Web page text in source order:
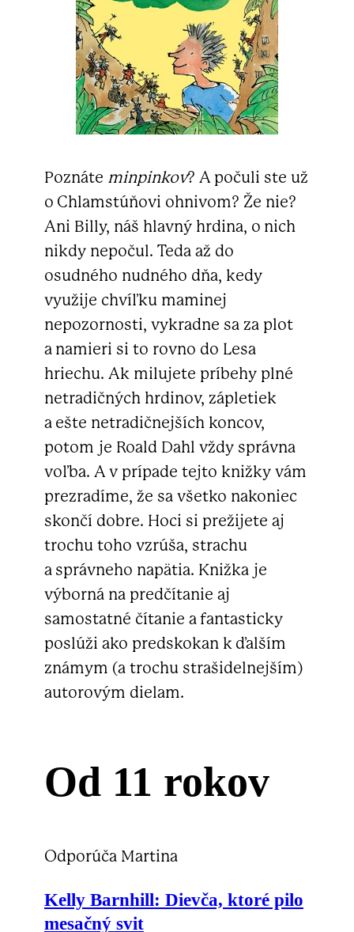
Poznáte minpinkov? A počuli ste už
o Chlamstúňovi ohnivom? Že nie?
Ani Billy, náš hlavný hrdina, o nich
nikdy nepočul. Teda až do
osudného nudného dňa, kedy
využije chvíľku maminej
nepozornosti, vykradne sa za plot
a namieri si to rovno do Lesa
hriechu. Ak milujete príbehy plné
netradičných hrdinov, zápletiek
a ešte netradičnejších koncov,
potom je Roald Dahl vždy správna
voľba. A v prípade tejto knižky vám
prezradíme, že sa všetko nakoniec
skončí dobre. Hoci si prežijete aj
trochu toho vzrúša, strachu
a správneho napätia. Knižka je
výborná na predčítanie aj
samostatné čítanie a fantasticky
poslúži ako predskokan k ďalším
známym (a trochu strašidelnejším)
autorovým dielam.
Od 11 rokov
Odporúča Martina
Kelly Barnhill: Dievča, ktoré pilo
mesačný svit